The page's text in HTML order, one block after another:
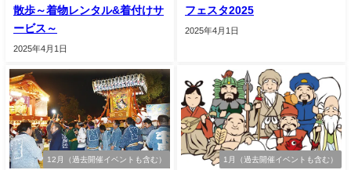
散歩～着物レンタル&着付けサ
ービス～
2025年4月1日
フェスタ2025
2025年4月1日
12月（過去開催イベントも含む） 1月（過去開催イベントも含む）